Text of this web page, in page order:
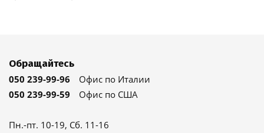
Обращайтесь
050 239-99-96
Офис по Италии
050 239-99-59
Офис по США
Пн.-пт. 10-19, Сб. 11-16